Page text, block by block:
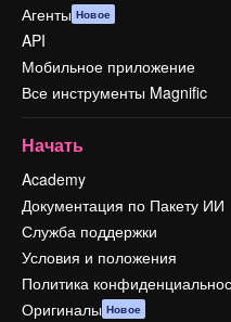
Агенты Новое
API
Мобильное приложение
Все инструменты Magnific
Начать
Academy
Документация по Пакету ИИ
Служба поддержки
Условия и положения
Политика
Оригиналы Новое